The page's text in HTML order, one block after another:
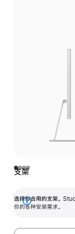
支架
选择你合用的支架。
你的各种安装需求。
展